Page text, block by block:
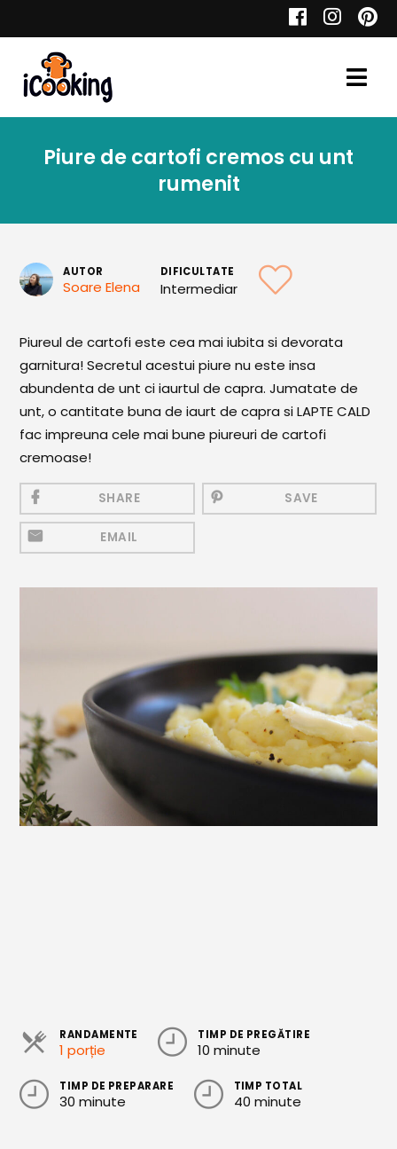
Retete
Toate Reţetele
Aperitive Calde
Mezeluri
Ronțăieli
Băuturi calde
Băuturi reci
Biscuiți, Bomboane și
Fursecuri
Brioșe și Checuri
Budinci, Jeleuri și Sufleuri
Cheesecake
Cozonaci
Sirop / Compot
Sosuri și Condimente
Piure de cartofi cremos cu unt
rumenit
AUTOR
Soare Elena
DIFICULTATE
Intermediar
Piureul de cartofi este cea mai iubita si devorata
garnitura! Secretul acestui piure nu este insa
abundenta de unt ci iaurtul de capra. Jumatate de
unt, o cantitate buna de iaurt de capra si LAPTE CALD
fac impreuna cele mai bune piureuri de cartofi
cremoase!
SHARE SAVE
EMAIL
RANDAMENTE
1 porție
TIMP DE PREGĂTIRE
10 minute
TIMP DE PREPARARE
30 minute
TIMP TOTAL
40 minute